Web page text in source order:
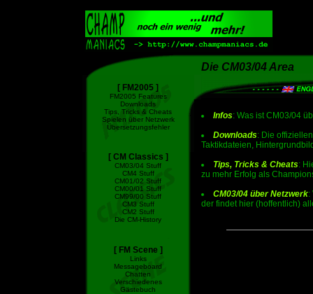
[ FM2005 ]
FM2005 Features
Downloads
Tips, Tricks & Cheats
Spielen über Netzwerk
Übersetzungsfehler
[ CM Classics ]
CM03/04 Stuff
CM4 Stuff
CM01/02 Stuff
CM00/01 Stuff
CM99/00 Stuff
CM3 Stuff
CM2 Stuff
Die CM-History
[ FM Scene ]
Links
Messageboard
Chatten
Verschiedenes
Gästebuch
Die CM03/04 Area
Infos: Was ist CM03/04
Downloads: Die
Taktikdateien,
Tips, Tricks & Cheats:
zu mehr Erfolg als
CM03/04 über Netzwerk:
der findet hier (hoffentlich)